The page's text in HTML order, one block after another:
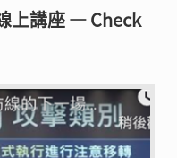
上講座 — Check